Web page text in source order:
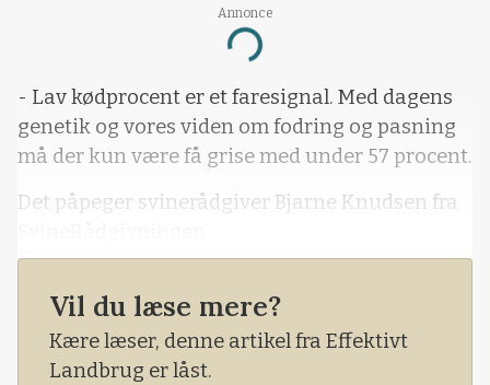
Annonce
Loading...
- Lav kødprocent er et faresignal. Med dagens
genetik og vores viden om fodring og pasning
må der kun være få grise med under 57 procent.
Det påpeger svinerådgiver Bjarne Knudsen fra
de hos SvineRådgivningen oplever
besætninger med kraftige fald i kødprocent,
hvor der ses grise med 50-54 procent kød, og
Vil du læse mere?
Kære læser, denne artikel fra Effektivt
Landbrug er låst.